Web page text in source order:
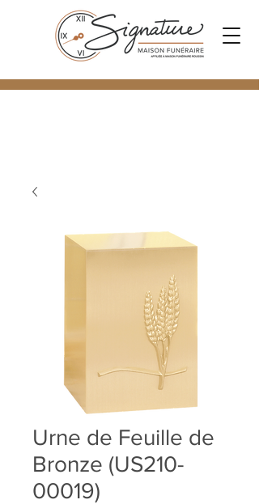
Urne de Feuille de
Bronze (US210-
00019)